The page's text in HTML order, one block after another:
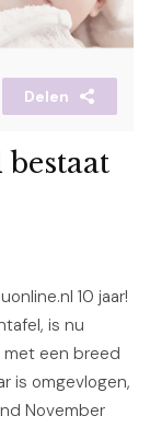
Delen
10 jaar!
is nu
een breed
is omgevlogen,
November